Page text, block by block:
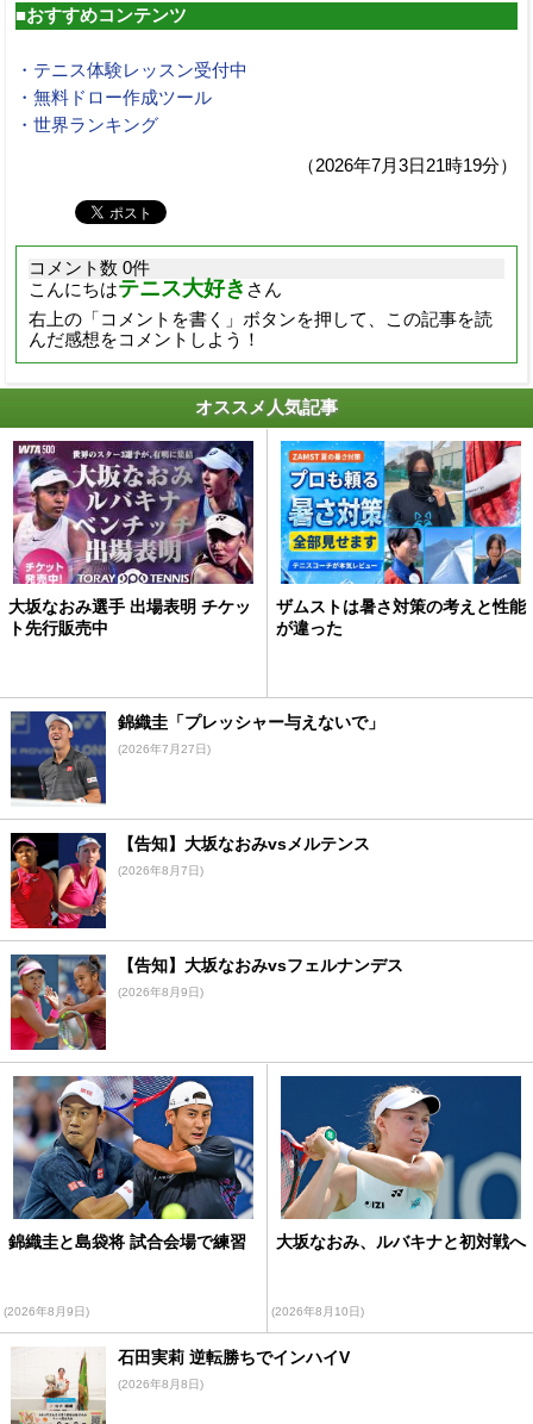
■おすすめコンテンツ
・テニス体験レッスン受付中
・無料ドロー作成ツール
・世界ランキング
（2026年7月3日21時19分）
コメント数 0件
こんにちはテニス大好き さん
右上の「コメントを書く」ボタンを押して、この記事を読
んだ感想をコメントしよう！
オススメ人気記事
大坂なおみ選手 出場表明 チケッ
ト先行販売中
ザムストは暑さ対策の考えと性能
が違った
錦織圭「プレッシャー与えないで」
(2026年7月27日)
【告知】大坂なおみvsメルテンス
(2026年8月7日)
【告知】大坂なおみvsフェルナンデス
(2026年8月9日)
錦織圭と島袋将 試合会場で練習
(2026年8月9日)
大坂なおみ、ルバキナと初対戦へ
(2026年8月10日)
石田実莉 逆転勝ちでインハイV
(2026年8月8日)